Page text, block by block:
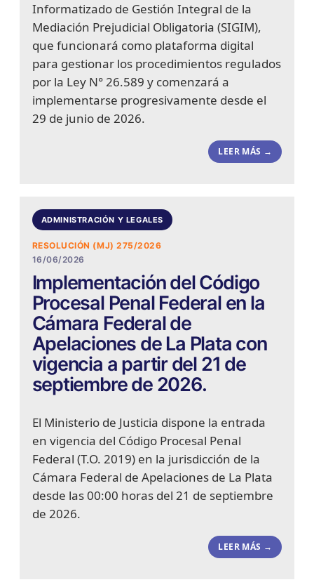
Informatizado de Gestión Integral de la
Mediación Prejudicial Obligatoria (SIGIM),
que funcionará como plataforma digital
para gestionar los procedimientos regulados
por la Ley N° 26.589 y comenzará a
implementarse progresivamente desde el
29 de junio de 2026.
LEER MÁS →
ADMINISTRACIÓN Y LEGALES
RESOLUCIÓN (MJ) 275/2026
16/06/2026
Implementación del Código
Procesal Penal Federal en la
Cámara Federal de
Apelaciones de La Plata con
vigencia a partir del 21 de
septiembre de 2026.
El Ministerio de Justicia dispone la entrada
en vigencia del Código Procesal Penal
Federal (T.O. 2019) en la jurisdicción de la
Cámara Federal de Apelaciones de La Plata
desde las 00:00 horas del 21 de septiembre
de 2026.
LEER MÁS →